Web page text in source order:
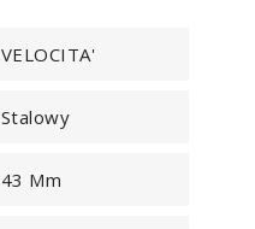
VELOCITA'
Stalowy
43 Mm